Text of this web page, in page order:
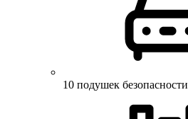
10 подушек безопасности